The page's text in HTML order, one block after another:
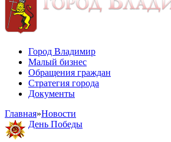
Город Владимир
Малый бизнес
Обращения граждан
Стратегия города
Документы
Главная»Новости
День Победы